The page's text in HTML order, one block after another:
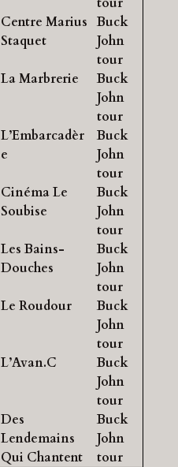
Centre Marius
Staquet
Buck
John
tour
La Marbrerie
Buck
John
tour
L’Embarcadèr
e
Buck
John
tour
Cinéma Le
Soubise
Buck
John
tour
Les Bains-
Douches
Buck
John
tour
Le Roudour
Buck
John
tour
L’Avan.C
Buck
John
tour
Des
Lendemains
Qui Chantent
Buck
John
tour